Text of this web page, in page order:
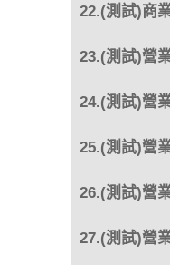
22.(測試)商
23.(測試)營
24.(測試)營
25.(測試)營
26.(測試)營
27.(測試)營